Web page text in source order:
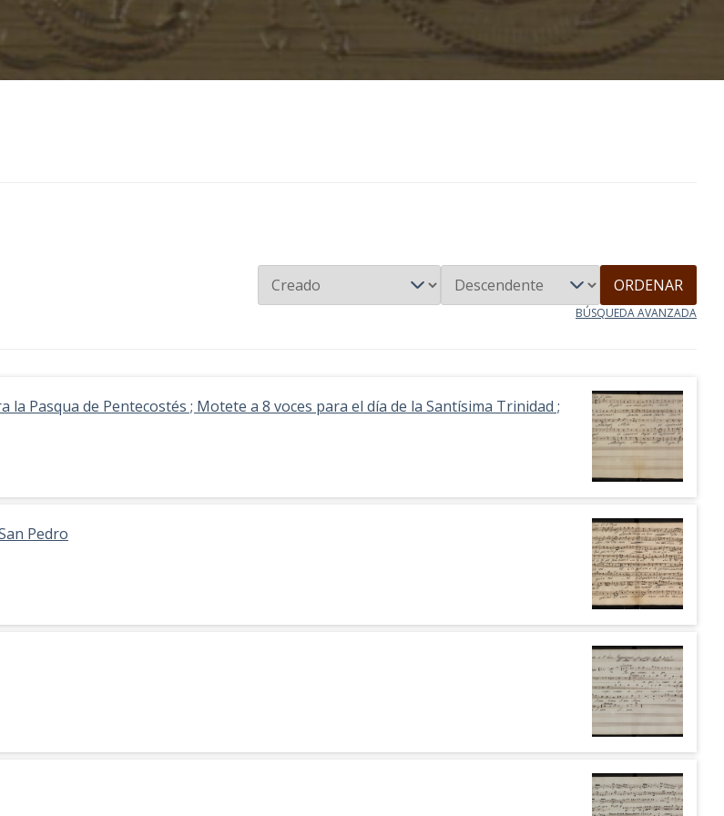
ORDENAR
BÚSQUEDA AVANZADA
Pasqua de Pentecostés ; Motete a 8 voces para el día de la Santísima Trinidad ;
Pedro